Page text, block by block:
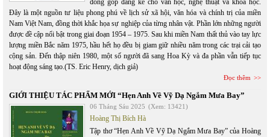
đóng góp đáng kể cho văn học, nghệ thuật và khoa học.
Đây là một nguồn tư liệu phong phú về lịch sử xã hội, văn hóa và chính trị của miền
Nam Việt Nam, đồng thời khắc họa sự nghiệp của từng nhân vật. Phần lớn những người
được đề cập nổi bật trong giai đoạn 1954 – 1975. Sau khi miền Nam thất thủ vào tay lực
lượng miền Bắc năm 1975, hầu hết họ đều bị giam giữ nhiều năm trong các trại cải tạo
cộng sản. Đến thập niên 1980, một số người đã sang Hoa Kỳ và đa phần vẫn tiếp tục
hoạt động sáng tạo.(TS. Eric Henry, dịch giả)
Đọc thêm
GIỚI THIỆU TÁC PHẨM MỚI “Hẹn Anh Về Vỹ Dạ Ngắm Mưa Bay”
06 Tháng Sáu 2025 (Xem: 13421)
Hoàng Thị Bích Hà
Tập thơ “Hẹn Anh Về Vỹ Dạ Ngắm Mưa Bay” của Hoàng